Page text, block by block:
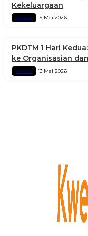
Kekeluargaan
KABAR 15 Mei 2026
PKDTM 1 Hari
ke Organisasian
KABAR 13 Mei 2026